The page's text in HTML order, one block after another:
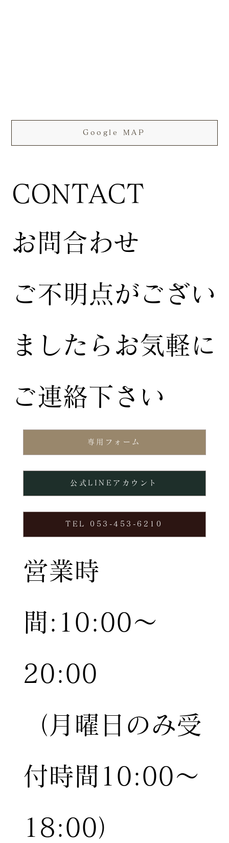
専用フォーム
TEL 053-453-6210
公式LINEアカウント
お問合わせ
ご不明点がござい
ましたらお気軽に
ご連絡下さい
営業時
間:10:00〜
20:00
（月曜日のみ受
付時間10:00〜
18:00）
Google MAP
CONTACT